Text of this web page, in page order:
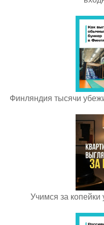
Финляндия тысячи
Учимся за копейки